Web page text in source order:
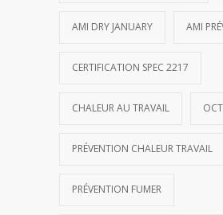
AMI DRY JANUARY AMI
CERTIFICATION SPEC 2217
CHALEUR AU TRAVAIL
PRÉVENTION CHALEUR TRAVAIL
PRÉVENTION FUMER